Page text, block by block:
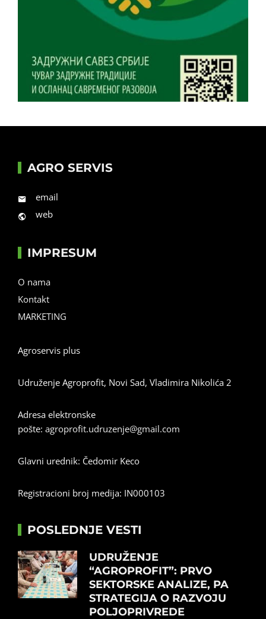
AGRO SERVIS
email
web
IMPRESUM
O nama
Kontakt
MARKETING
Agroservis plus
Udruženje Agroprofit, Novi Sad, Vladimira Nikolića 2
Adresa elektronske
pošte: agroprofit.udruzenje@gmail.com
Glavni urednik: Čedomir Keco
Registracioni broj medija: IN000103
POSLEDNJE VESTI
UDRUŽENJE
“AGROPROFIT”: PRVO
SEKTORSKE ANALIZE, PA
STRATEGIJA O RAZVOJU
POLJOPRIVREDE